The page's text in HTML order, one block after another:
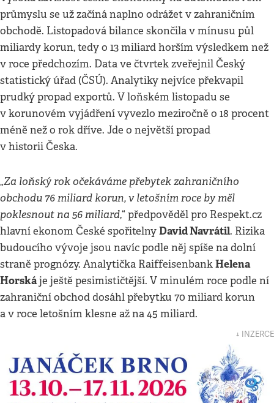
průmyslu se už začíná naplno odrážet v zahraničním
obchodě. Listopadová bilance skončila v mínusu půl
miliardy korun, tedy o 13 miliard horším výsledkem než
v roce předchozím. Data ve čtvrtek zveřejnil Český
statistický úřad (ČSÚ). Analytiky nejvíce překvapil
prudký propad exportů. V loňském listopadu se
v korunovém vyjádření vyvezlo meziročně o 18 procent
méně než o rok dříve. Jde o největší propad
v historii Česka.
„Za loňský rok očekáváme přebytek zahraničního
obchodu 76 miliard korun, v letošním roce by měl
poklesnout na 56 miliard,“ předpověděl pro Respekt.cz
hlavní ekonom České spořitelnyDavid Navrátil. Rizika
budoucího vývoje jsou navíc podle něj spíše na dolní
straně prognózy. Analytička RaiffeisenbankHelena
Horskáje ještě pesimističtější. V minulém roce podle ní
zahraniční obchod dosáhl přebytku 70 miliard korun
a v roce letošním klesne až na 45 miliard.
↓ INZERCE